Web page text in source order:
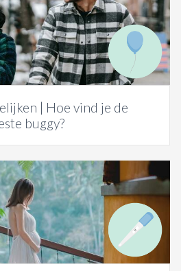
| Hoe vind je de
buggy?